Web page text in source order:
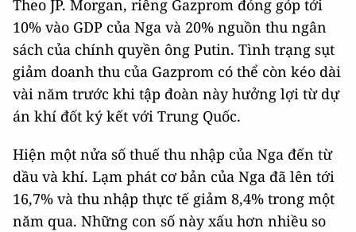
Theo JP. Morgan, riêng Gazprom đóng góp tới
10% vào GDP của Nga và 20% nguồn thu ngân
sách của chính quyền ông Putin. Tình trạng sụt
giảm doanh thu của Gazprom có thể còn kéo dài
vài năm trước khi tập đoàn này hưởng lợi từ dự
án khí đốt ký kết với Trung Quốc.
Hiện một nửa số thuế thu nhập của Nga đến từ
dầu và khí. Lạm phát cơ bản của Nga đã lên tới
16,7% và thu nhập thực tế giảm 8,4% trong một
năm qua. Những con số này xấu hơn nhiều so